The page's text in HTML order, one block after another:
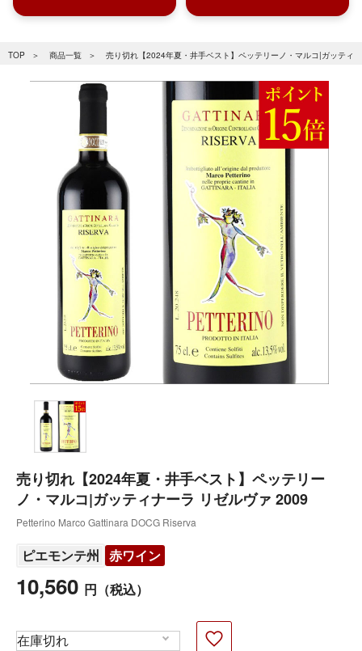
TOP 商品一覧 売り切れ【2024年夏・井手ベスト】ペッテリーノ・マルコ|ガッティ
売り切れ【2024年夏・井手ベスト】ペッテリー
ノ・マルコ|ガッティナーラ リゼルヴァ 2009
Petterino Marco Gattinara DOCG Riserva
ピエモンテ州 赤ワイン
10,560 円 （税込）